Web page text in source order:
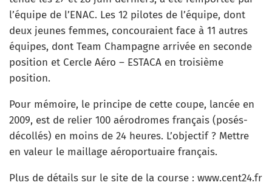
l’équipe de l’ENAC. Les 12 pilotes de l’équipe, dont
deux jeunes femmes, concouraient face à 11 autres
équipes, dont Team Champagne arrivée en seconde
position et Cercle Aéro – ESTACA en troisième
position.
Pour mémoire, le principe de cette coupe, lancée en
2009, est de relier 100 aérodromes français (posés-
décollés) en moins de 24 heures. L’objectif ? Mettre
en valeur le maillage aéroportuaire français.
Plus de détails sur le site de la course : www.cent24.fr